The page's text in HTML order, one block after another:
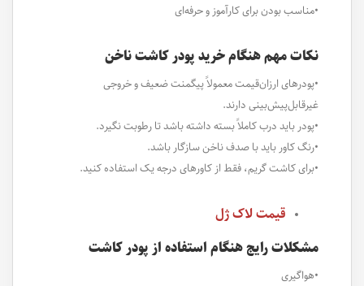
•مناسب بودن برای کارآموز و حرفه‌ای
نکات مهم هنگام خرید پودر کاشت ناخن
•پودرهای ارزان‌قیمت معمولاً پیگمنت ضعیف و خروجی
غیرقابل‌پیش‌بینی دارند.
•پودر باید درب کاملاً بسته داشته باشد تا رطوبت نگیرد.
•رنگ کاور باید با صدف ناخن سازگار باشد.
•برای کاشت گریم، فقط از کاورهای درجه یک استفاده کنید.
قیمت لاک ژل
مشکلات رایج هنگام استفاده از پودر کاشت
•هواگیری